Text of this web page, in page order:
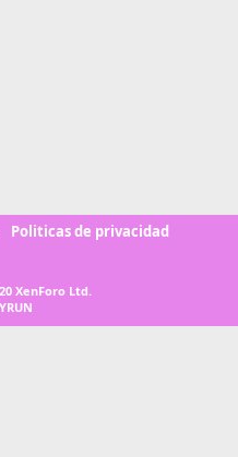
Politicas de privacidad
XenForo Ltd.